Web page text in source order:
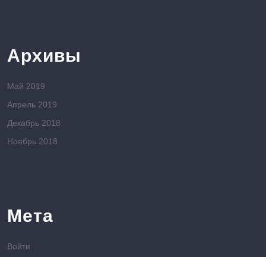
Архивы
Май 2019
Апрель 2019
Декабрь 2018
Ноябрь 2018
Мета
Войти